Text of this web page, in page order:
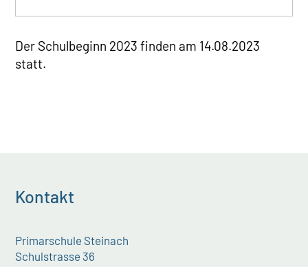
Der Schulbeginn 2023 finden am 14.08.2023
statt.
Kontakt
Primarschule Steinach
Schulstrasse 36